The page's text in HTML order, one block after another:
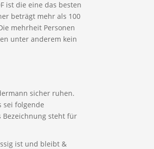
ist die eine das besten
beträgt mehr als 100
mehrheit Personen
unter anderem kein
sicher ruhen.
sei folgende
steht für
ist und bleibt &